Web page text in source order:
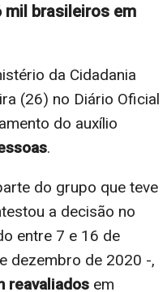
mil brasileiros em
da Cidadania
(26) no Diário Oficial
do auxílio
.
do grupo que teve
a decisão no
entre 7 e 16 de
dezembro de 2020 -,
reavaliados em